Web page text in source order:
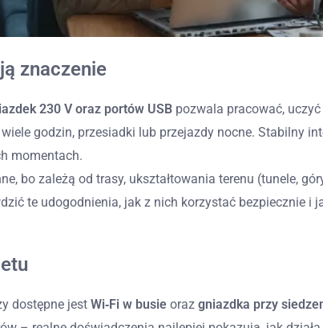
znaczenie
230 V oraz portów USB pozwala pracować,
godzin, przesiadki lub przejazdy nocne. Stabilny
momentach.
bo zależą od trasy, ukształtowania terenu (tunele,
te udogodnienia, jak z nich korzystać bezpiecznie i
dostępne jest Wi‑Fi w busie oraz gniazdka przy